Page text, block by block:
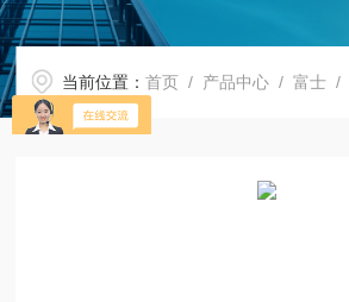
当前位置：首页 / 产品中心 /富士